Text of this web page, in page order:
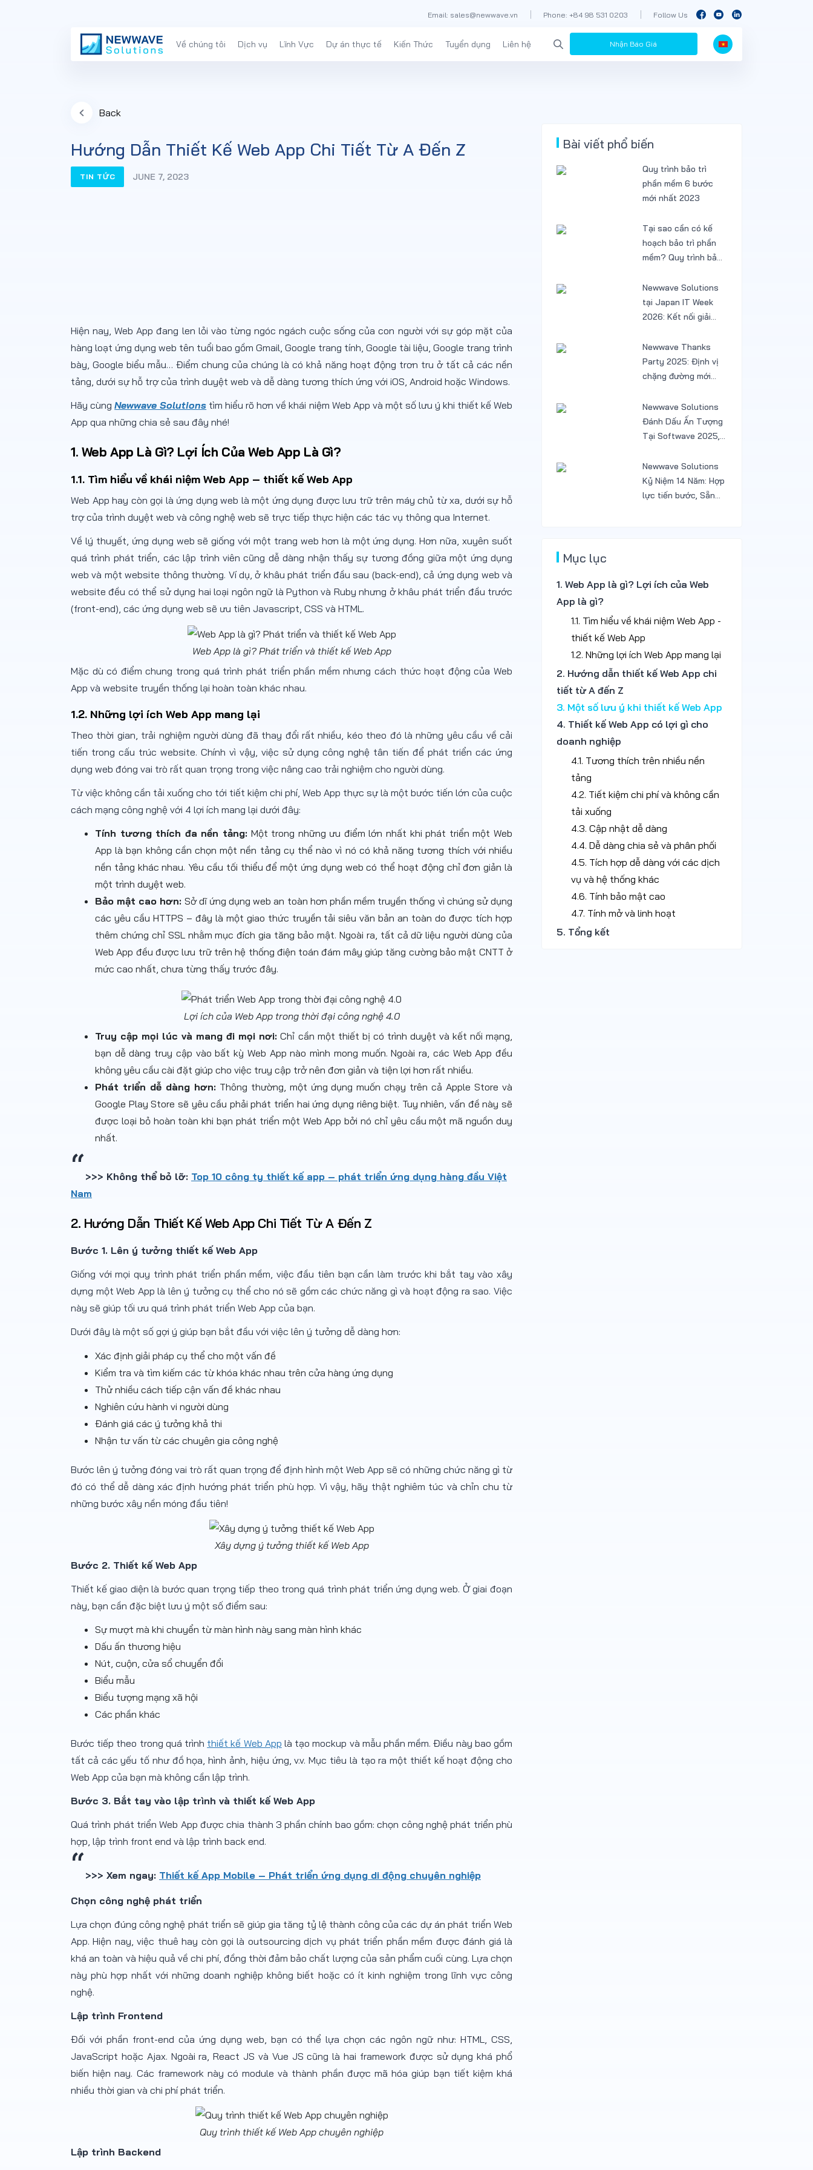
Email: sales@newwave.vn Phone: +84 98 531 0203 Follow Us
Về chúng tôi Dịch vụ Lĩnh Vực Dự án thực tế Kiến Thức Tuyển dụng Liên hệ Nhận Báo Giá
Back
Hướng Dẫn Thiết Kế Web App Chi Tiết Từ A Đến Z
TIN TỨC JUNE 7, 2023
Hiện nay, Web App đang len lỏi vào từng ngóc ngách cuộc sống của con người với sự góp mặt của
hàng loạt ứng dụng web tên tuổi bao gồm Gmail, Google trang tính, Google tài liệu, Google trang trình
bày, Google biểu mẫu… Điểm chung của chúng là có khả năng hoạt động trơn tru ở tất cả các nền
tảng, dưới sự hỗ trợ của trình duyệt web và dễ dàng tương thích ứng với iOS, Android hoặc Windows.
Hãy cùngNewwave Solutions tìm hiểu rõ hơn về khái niệm Web App và một số lưu ý khi thiết kế Web
App qua những chia sẻ sau đây nhé!
1. Web App Là Gì? Lợi Ích Của Web App Là Gì?
1.1. Tìm hiểu về khái niệm Web App – thiết kế Web App
Web App hay còn gọi là ứng dụng web là một ứng dụng được lưu trữ trên máy chủ từ xa, dưới sự hỗ
trợ của trình duyệt web và công nghệ web sẽ trực tiếp thực hiện các tác vụ thông qua Internet.
Về lý thuyết, ứng dụng web sẽ giống với một trang web hơn là một ứng dụng. Hơn nữa, xuyên suốt
quá trình phát triển, các lập trình viên cũng dễ dàng nhận thấy sự tương đồng giữa một ứng dụng
web và một website thông thường. Ví dụ, ở khâu phát triển đầu sau (back-end), cả ứng dụng web và
website đều có thể sử dụng hai loại ngôn ngữ là Python và Ruby nhưng ở khâu phát triển đầu trước
(front-end), các ứng dụng web sẽ ưu tiên Javascript, CSS và HTML.
Web App là gì? Phát triển và thiết kế Web App
Mặc dù có điểm chung trong quá trình phát triển phần mềm nhưng cách thức hoạt động của Web
App và website truyền thống lại hoàn toàn khác nhau.
1.2. Những lợi ích Web App mang lại
Theo thời gian, trải nghiệm người dùng đã thay đổi rất nhiều, kéo theo đó là những yêu cầu về cải
tiến trong cấu trúc website. Chính vì vậy, việc sử dụng công nghệ tân tiến để phát triển các ứng
dụng web đóng vai trò rất quan trọng trong việc nâng cao trải nghiệm cho người dùng.
Từ việc không cần tải xuống cho tới tiết kiệm chi phí, Web App thực sự là một bước tiến lớn của cuộc
cách mạng công nghệ với 4 lợi ích mang lại dưới đây:
Tính tương thích đa nền tảng:Một trong những ưu điểm lớn nhất khi phát triển một Web
App là bạn không cần chọn một nền tảng cụ thể nào vì nó có khả năng tương thích với nhiều
nền tảng khác nhau. Yêu cầu tối thiểu để một ứng dụng web có thể hoạt động chỉ đơn giản là
một trình duyệt web.
Bảo mật cao hơn: Sở dĩ ứng dụng web an toàn hơn phần mềm truyền thống vì chúng sử dụng
các yêu cầu HTTPS – đây là một giao thức truyền tải siêu văn bản an toàn do được tích hợp
thêm chứng chỉ SSL nhằm mục đích gia tăng bảo mật. Ngoài ra, tất cả dữ liệu người dùng của
Web App đều được lưu trữ trên hệ thống điện toán đám mây giúp tăng cường bảo mật CNTT ở
mức cao nhất, chưa từng thấy trước đây.
Lợi ích của Web App trong thời đại công nghệ 4.0
Truy cập mọi lúc và mang đi mọi nơi: Chỉ cần một thiết bị có trình duyệt và kết nối mạng,
bạn dễ dàng truy cập vào bất kỳ Web App nào mình mong muốn. Ngoài ra, các Web App đều
không yêu cầu cài đặt giúp cho việc truy cập trở nên đơn giản và tiện lợi hơn rất nhiều.
Phát triển dễ dàng hơn:Thông thường, một ứng dụng muốn chạy trên cả Apple Store và
Google Play Store sẽ yêu cầu phải phát triển hai ứng dụng riêng biệt. Tuy nhiên, vấn đề này sẽ
được loại bỏ hoàn toàn khi bạn phát triển một Web App bởi nó chỉ yêu cầu một mã nguồn duy
nhất.
>>> Không thể bỏ lỡ: Top 10 công ty thiết kế app – phát triển ứng dụng hàng đầu Việt
Nam
2. Hướng Dẫn Thiết Kế Web App Chi Tiết Từ A Đến Z
Bước 1. Lên ý tưởng thiết kế Web App
Giống với mọi quy trình phát triển phần mềm, việc đầu tiên bạn cần làm trước khi bắt tay vào xây
dựng một Web App là lên ý tưởng cụ thể cho nó sẽ gồm các chức năng gì và hoạt động ra sao. Việc
này sẽ giúp tối ưu quá trình phát triển Web App của bạn.
Dưới đây là một số gợi ý giúp bạn bắt đầu với việc lên ý tưởng dễ dàng hơn:
Xác định giải pháp cụ thể cho một vấn đề
Kiểm tra và tìm kiếm các từ khóa khác nhau trên cửa hàng ứng dụng
Thử nhiều cách tiếp cận vấn đề khác nhau
Nghiên cứu hành vi người dùng
Đánh giá các ý tưởng khả thi
Nhận tư vấn từ các chuyên gia công nghệ
Bước lên ý tưởng đóng vai trò rất quan trọng để định hình một Web App sẽ có những chức năng gì từ
đó có thể dễ dàng xác định hướng phát triển phù hợp. Vì vậy, hãy thật nghiêm túc và chỉn chu từ
những bước xây nền móng đầu tiên!
Xây dựng ý tưởng thiết kế Web App
Bước 2. Thiết kế Web App
Thiết kế giao diện là bước quan trọng tiếp theo trong quá trình phát triển ứng dụng web. Ở giai đoạn
này, bạn cần đặc biệt lưu ý một số điểm sau:
Sự mượt mà khi chuyển từ màn hình này sang màn hình khác
Dấu ấn thương hiệu
Nút, cuộn, cửa sổ chuyển đổi
Biểu mẫu
Biểu tượng mạng xã hội
Các phần khác
Bước tiếp theo trong quá trình thiết kế Web App là tạo mockup và mẫu phần mềm. Điều này bao gồm
tất cả các yếu tố như đồ họa, hình ảnh, hiệu ứng, v.v. Mục tiêu là tạo ra một thiết kế hoạt động cho
Web App của bạn mà không cần lập trình.
Bước 3. Bắt tay vào lập trình và thiết kế Web App
Quá trình phát triển Web App được chia thành 3 phần chính bao gồm: chọn công nghệ phát triển phù
hợp, lập trình front end và lập trình back end.
>>> Xem ngay: Thiết kế App Mobile – Phát triển ứng dụng di động chuyên nghiệp
Chọn công nghệ phát triển
Lựa chọn đúng công nghệ phát triển sẽ giúp gia tăng tỷ lệ thành công của các dự án phát triển Web
App. Hiện nay, việc thuê hay còn gọi là outsourcing dịch vụ phát triển phần mềm được đánh giá là
khá an toàn và hiệu quả về chi phí, đồng thời đảm bảo chất lượng của sản phẩm cuối cùng. Lựa chọn
này phù hợp nhất với những doanh nghiệp không biết hoặc có ít kinh nghiệm trong lĩnh vực công
nghệ.
Lập trình Frontend
Đối với phần front-end của ứng dụng web, bạn có thể lựa chọn các ngôn ngữ như: HTML, CSS,
JavaScript hoặc Ajax. Ngoài ra, React JS và Vue JS cũng là hai framework được sử dụng khá phổ
biến hiện nay. Các framework này có module và thành phần được mã hóa giúp bạn tiết kiệm khá
nhiều thời gian và chi phí phát triển.
Quy trình thiết kế Web App chuyên nghiệp
Lập trình Backend
Bài viết phổ biến
Quy trình bảo trì
phần mềm 6 bước
mới nhất 2023
Tại sao cần có kế
hoạch bảo trì phần
mềm? Quy trình bảo
Newwave Solutions
tại Japan IT Week
2026: Kết nối giải
cùng khách hàng
Nhật
Newwave Thanks
Party 2025: Định vị
chặng đường mới
trưởng và chuyển
mình
Newwave Solutions
Đánh Dấu Ấn Tượng
Tại Softwave 2025,
Thị Trường Hàn
Quốc
Newwave Solutions
Kỷ Niệm 14 Năm: Hợp
lực tiến bước, Sẵn
Mục lục
1. Web App là gì? Lợi ích của Web
App là gì?
1.1. Tìm hiểu về khái niệm Web App -
thiết kế Web App
1.2. Những lợi ích Web App mang lại
2. Hướng dẫn thiết kế Web App chi
tiết từ A đến Z
3. Một số lưu ý khi thiết kế Web App
4. Thiết kế Web App có lợi gì cho
doanh nghiệp
4.1. Tương thích trên nhiều nền
tảng
4.2. Tiết kiệm chi phí và không cần
tải xuống
4.3. Cập nhật dễ dàng
4.4. Dễ dàng chia sẻ và phân phối
4.5. Tích hợp dễ dàng với các dịch
vụ và hệ thống khác
4.6. Tính bảo mật cao
4.7. Tính mở và linh hoạt
5. Tổng kết